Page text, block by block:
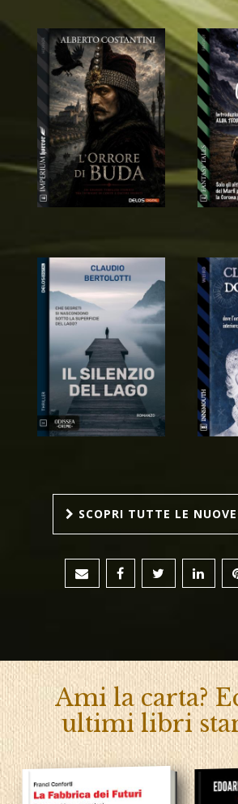
SCOPRI TUTTE LE
Ami la carta?
ultimi libri